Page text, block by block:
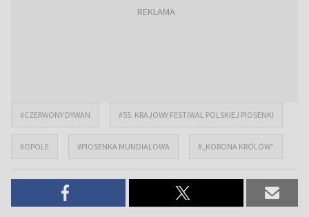
#CZERWONY DYWAN #55. KRAJOWY FESTIWAL POLSKIEJ PIOSENKI
#OPOLE #PIOSENKA MUNDIALOWA #„KORONA KRÓLÓW”